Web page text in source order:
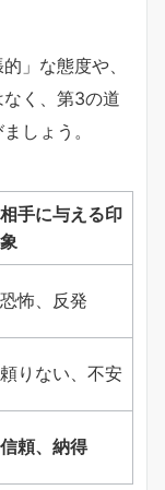
」な態度や、
く、第3の道
しょう。
相手に与える印
象
恐怖、反発
頼りない、不安
信頼、納得